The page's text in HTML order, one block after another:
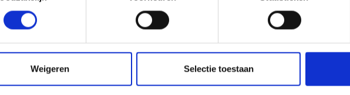
Weigeren Selectie toestaan
0-1462 PETIT-DÉJEUNER JOY PAR
DROPS DESIGN
209-3 JARDIN D'OR PAR
DESIGN
Wil je liever nieuws ontvangen over onze